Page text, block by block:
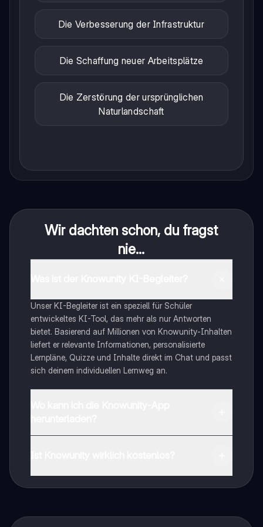
Die Verbesserung der Infrastruktur
Die Schaffung neuer Arbeitsplätze
Die Zerstörung der ursprünglichen
Naturlandschaft
Wir dachten schon, du fragst
nie...
Unser KI-Begleiter ist ein speziell für Schüler
entwickeltes KI-Tool, das mehr als nur Antworten
bietet. Basierend auf Millionen von Knowunity-Inhalten
liefert er relevante Informationen, personalisierte
Lernpläne, Quizze und Inhalte direkt im Chat und passt
sich deinem individuellen Lernweg an.